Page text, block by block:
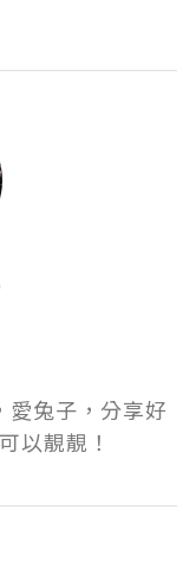
愛兔子，分享好
以靚靚！